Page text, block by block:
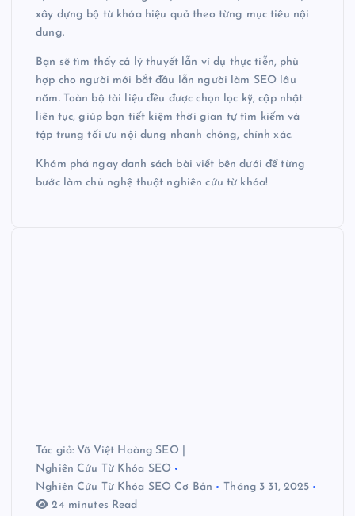
xây dựng bộ từ khóa hiệu quả theo từng mục tiêu nội
dung.
Bạn sẽ tìm thấy cả lý thuyết lẫn ví dụ thực tiễn, phù
hợp cho người mới bắt đầu lẫn người làm SEO lâu
năm. Toàn bộ tài liệu đều được chọn lọc kỹ, cập nhật
liên tục, giúp bạn tiết kiệm thời gian tự tìm kiếm và
tập trung tối ưu nội dung nhanh chóng, chính xác.
Khám phá ngay danh sách bài viết bên dưới để từng
bước làm chủ nghệ thuật nghiên cứu từ khóa!
Tác giả: Võ Việt Hoàng SEO
Nghiên Cứu Từ Khóa SEO
Nghiên Cứu Từ Khóa SEO Cơ Bản
Tháng 3 31, 2025
24 minutes Read